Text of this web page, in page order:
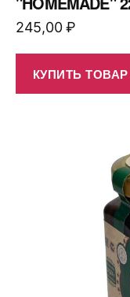
245,00₽
КУПИТЬ ТОВАР